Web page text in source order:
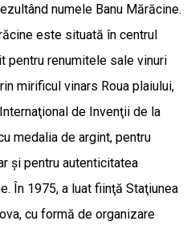
numele Banu Mărăcine.
este situată în centrul
pentru renumitele sale vinuri
mirificul vinars Roua plaiului,
de Invenţii de la
medalia de argint, pentru
şi pentru autenticitatea
În 1975, a luat fiinţă Staţiunea
cu formă de organizare